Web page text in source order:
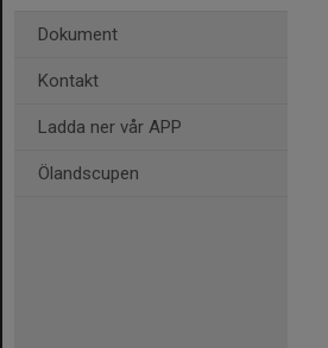
Dokument
Kontakt
Ladda ner vår APP
Ölandscupen